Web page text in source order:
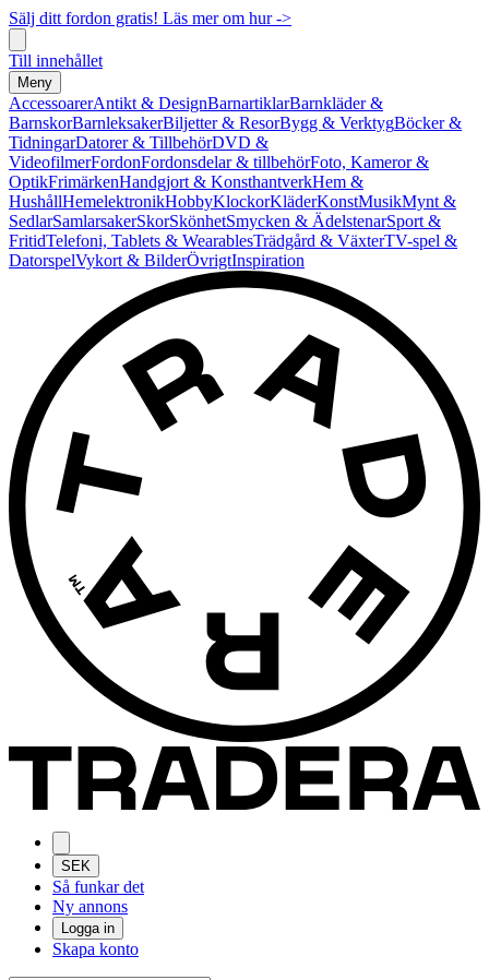
Sälj ditt fordon gratis! Läs mer om hur ->
Till innehållet
Meny
AccessoarerAntikt & DesignBarnartiklarBarnkläder &
BarnskorBarnleksakerBiljetter & ResorBygg & VerktygBöcker &
TidningarDatorer & TillbehörDVD &
VideofilmerFordonFordonsdelar & tillbehörFoto, Kameror &
OptikFrimärkenHandgjort & KonsthantverkHem &
HushållHemelektronikHobbyKlockorKläderKonstMusikMynt &
SedlarSamlarsakerSkorSkönhetSmycken & ÄdelstenarSport &
FritidTelefoni, Tablets & WearablesTrädgård & VäxterTV-spel &
DatorspelVykort & BilderÖvrigtInspiration
SEK
Så funkar det
Ny annons
Logga in
Skapa konto